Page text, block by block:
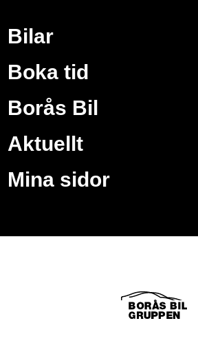
Bilar
Boka tid
Borås Bil
Aktuellt
Mina sidor